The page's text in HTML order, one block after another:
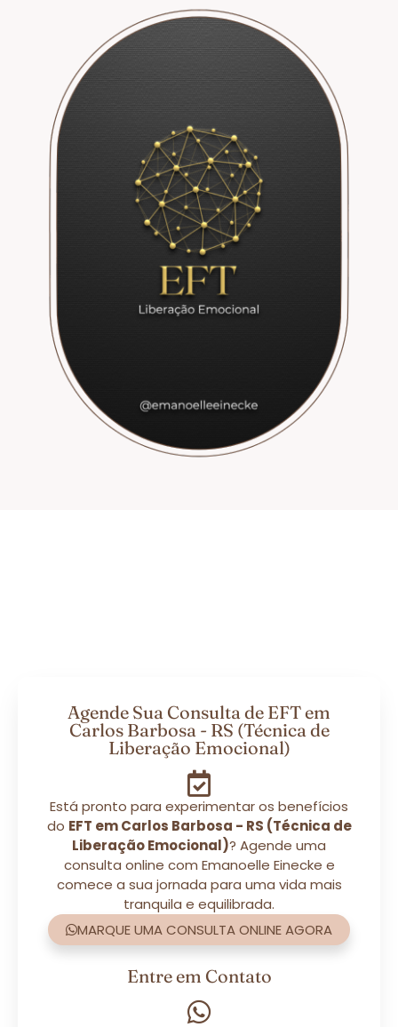
Agende Sua Consulta de EFT em
Carlos Barbosa - RS (Técnica de
Liberação Emocional)
Está pronto para experimentar os benefícios
do EFT em Carlos Barbosa - RS (Técnica de
Liberação Emocional)? Agende uma
consulta online com Emanoelle Einecke e
comece a sua jornada para uma vida mais
tranquila e equilibrada.
MARQUE UMA CONSULTA ONLINE AGORA
Entre em Contato